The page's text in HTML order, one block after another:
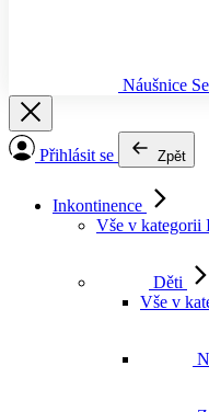
Náušnice
Přihlásit se Zpět
Inkontinence
Vše v kategorii
Děti
Vše v